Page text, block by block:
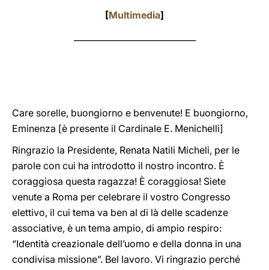
[Multimedia]
Care sorelle, buongiorno e benvenute! E buongiorno,
Eminenza [è presente il Cardinale E. Menichelli]
Ringrazio la Presidente, Renata Natili Micheli, per le
parole con cui ha introdotto il nostro incontro. È
coraggiosa questa ragazza! È coraggiosa! Siete
venute a Roma per celebrare il vostro Congresso
elettivo, il cui tema va ben al di là delle scadenze
associative, è un tema ampio, di ampio respiro:
“Identità creazionale dell’uomo e della donna in una
condivisa missione”. Bel lavoro. Vi ringrazio perché